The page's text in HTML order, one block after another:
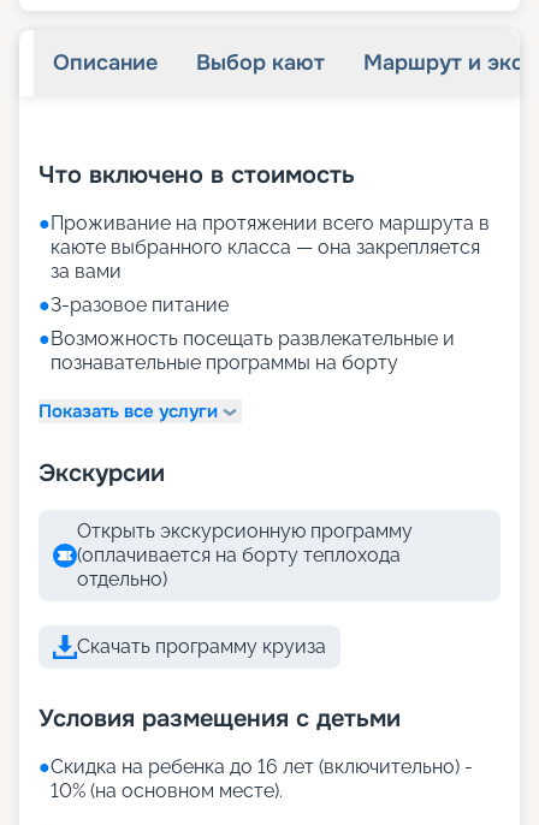
Описание Выбор кают Маршрут и
Что включено в стоимость
●Проживание на протяжении всего маршрута в
каюте выбранного класса — она закрепляется
за вами
●3-разовое питание
●Возможность посещать развлекательные и
познавательные программы на борту
Показать все услуги
Экскурсии
Открыть экскурсионную программу
(оплачивается на борту теплохода
отдельно)
Скачать программу круиза
Условия размещения с детьми
●Скидка на ребенка до 16 лет (включительно) -
10% (на основном месте).